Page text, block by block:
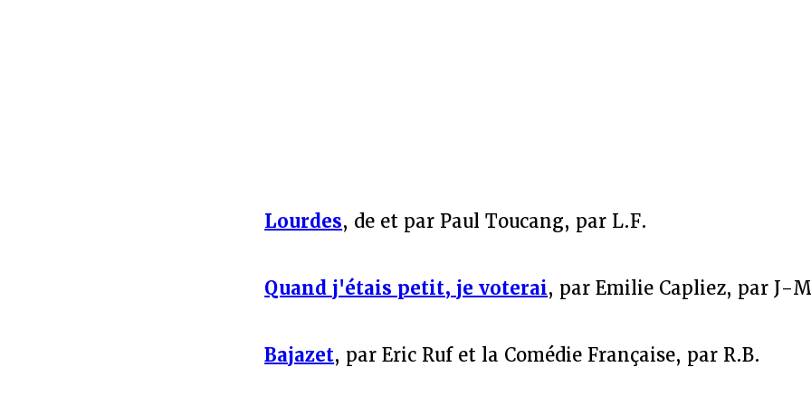
Lourdes, de et par Paul Toucang, par L.F.
Quand j'étais petit, je voterai, par Emilie Capliez, par J-
Bajazet, par Eric Ruf et la Comédie Française, par R.B.